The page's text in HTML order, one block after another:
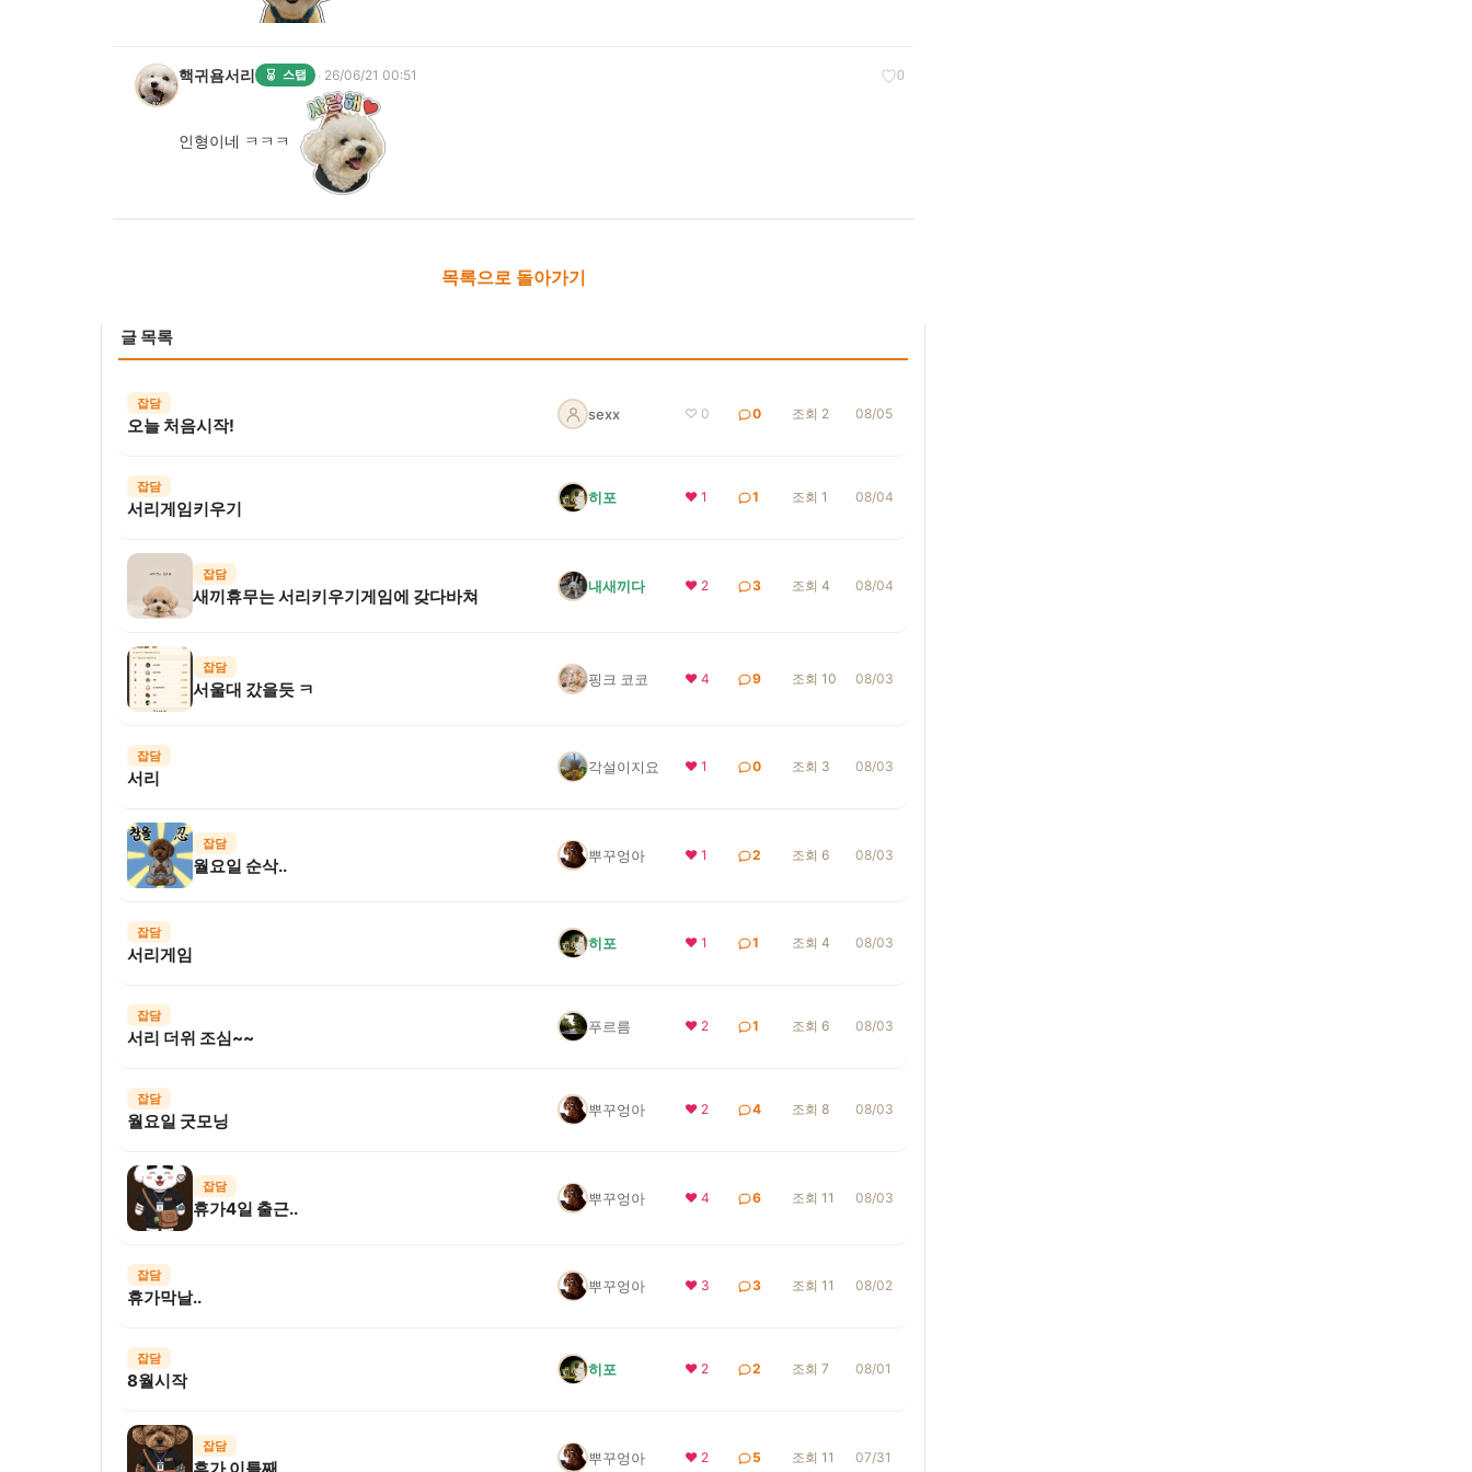
♡0
핵귀욤서리 스탭 · 26/06/21 00:51
인형이네 ㅋㅋㅋ
목록으로 돌아가기
글 목록
잡담
오늘 처음시작!
sexx ♡ 0 0 조회 2 08/05
잡담
서리게임키우기
히포 ❤ 1 1 조회 1 08/04
잡담
새끼휴무는 서리키우기게임에 갖다바쳐
내새끼다 ❤ 2 3 조회 4 08/04
잡담
서울대 갔을듯 ㅋ
핑크 코코 ❤ 4 9 조회 10 08/03
잡담
서리
각설이지요 ❤ 1 0 조회 3 08/03
잡담
월요일 순삭..
뿌꾸엉아 ❤ 1 2 조회 6 08/03
잡담
서리게임
히포 ❤ 1 1 조회 4 08/03
잡담
서리 더위 조심~~
푸르름 ❤ 2 1 조회 6 08/03
잡담
월요일 굿모닝
뿌꾸엉아 ❤ 2 4 조회 8 08/03
잡담
휴가4일 출근..
뿌꾸엉아 ❤ 4 6 조회 11 08/03
잡담
휴가막날..
뿌꾸엉아 ❤ 3 3 조회 11 08/02
잡담
8월시작
히포 ❤ 2 2 조회 7 08/01
잡담
뿌꾸엉아 ❤ 2 5 조회 11 07/31